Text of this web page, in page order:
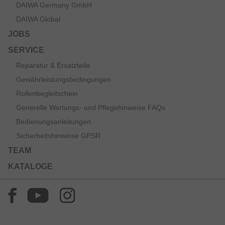
DAIWA Germany GmbH
DAIWA Global
JOBS
SERVICE
Reparatur & Ersatzteile
Gewährleistungsbedingungen
Rollenbegleitschein
Generelle Wartungs- und Pflegehinweise FAQs
Bedienungsanleitungen
Sicherheitshinweise GPSR
TEAM
KATALOGE